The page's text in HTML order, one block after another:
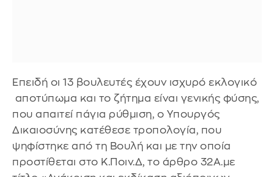
Επειδή οι 13 βουλευτές έχουν ισχυρό εκλογικό
αποτύπωμα και το ζήτημα είναι γενικής φύσης,
που απαιτεί πάγια ρύθμιση, ο Υπουργός
Δικαιοσύνης κατέθεσε τροπολογία, που
ψηφίστηκε από τη Βουλή και με την οποία
προστίθεται στο Κ.Ποιν.Δ, το άρθρο 32Α.με